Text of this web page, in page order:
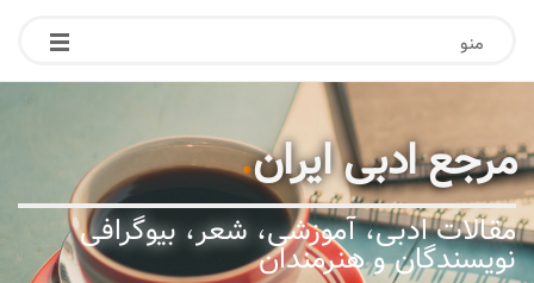
منو
مرجع ادبی ایران.
مقالات ادبی، آموزشی، شعر، بیوگرافی
نویسندگان و هنرمندان